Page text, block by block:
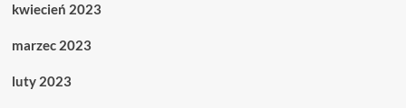
kwiecień 2023
marzec 2023
luty 2023